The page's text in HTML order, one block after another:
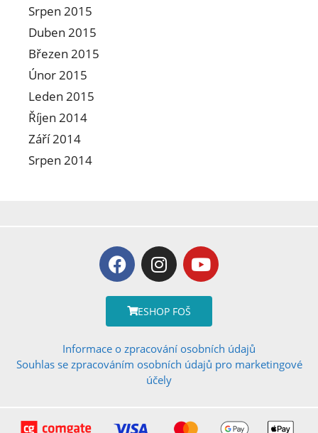
Srpen 2015
Duben 2015
Březen 2015
Únor 2015
Leden 2015
Říjen 2014
Září 2014
Srpen 2014
ESHOP FOŠ
Informace o zpracování osobních údajů
Souhlas se zpracováním osobních údajů pro marketingové
účely